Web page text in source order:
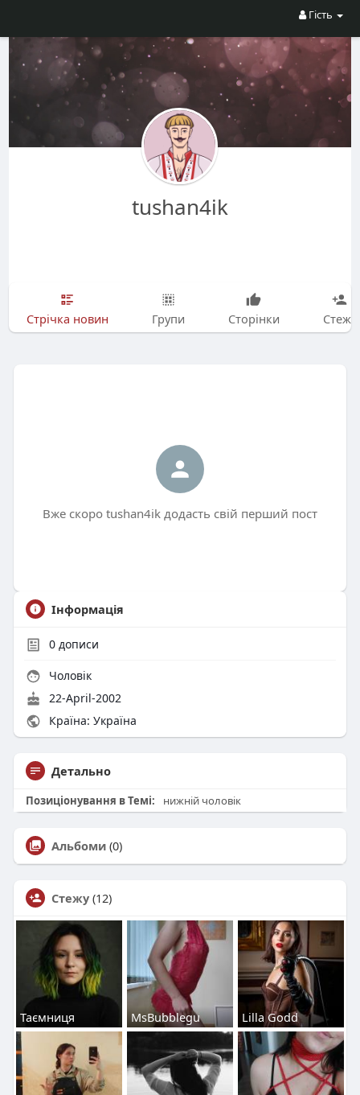
Гість
tushan4ik
Стрічка новин Групи Сторінки Стежу
Вже скоро tushan4ik додасть свій перший пост
Інформація
0дописи
Чоловік
22-April-2002
Країна: Україна
Детально
Позиціонування в Темі: нижній чоловік
Альбоми (0)
Стежу (12)
Таємниця MsBubblegu Lilla Godd